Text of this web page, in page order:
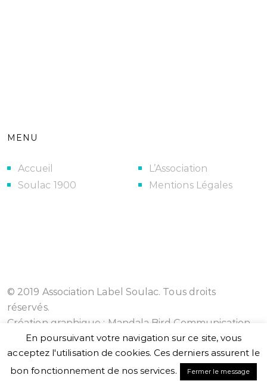
MENU
Accueil
Soulac 1900
L’Association
Mentions Légales
© 2019 Association Label Soulac. Tous droits
réservés.
Création graphique : Mandala Bird Communication
En poursuivant votre navigation sur ce site, vous
acceptez l'utilisation de cookies. Ces derniers assurent le
bon fonctionnement de nos services.
Fermer le message